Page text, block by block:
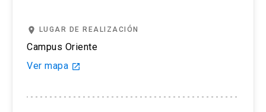
el día del examen) recibirás un reembolso del
place LUGAR DE REALIZACIÓN
Campus Oriente
Ver mapa launch